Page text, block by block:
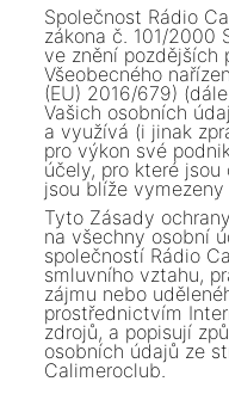
Společnost Rádio
zákona č. 101/2000
ve znění pozdějších
Všeobecného
(EU) 2016/679)
Vašich osobních
a využívá (i jinak
pro výkon své
účely, pro které
jsou blíže
Tyto Zásady
na všechny osobní
společností Rádio
smluvního vztahu,
zájmu nebo
prostřednictvím
zdrojů, a popisují
osobních údajů ze
Calimeroclub.